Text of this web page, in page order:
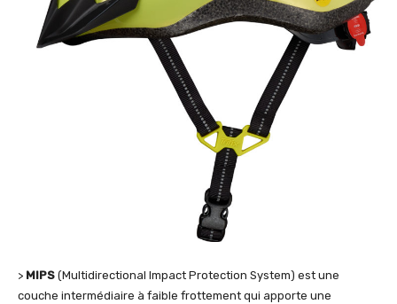
> MIPS (Multidirectional Impact Protection System) est une
couche intermédiaire à faible frottement qui apporte une